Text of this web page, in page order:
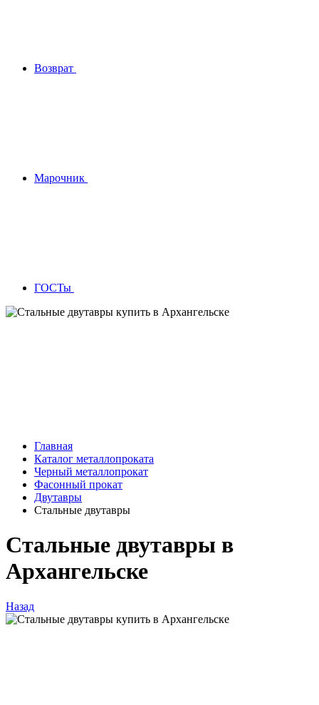
Возврат
Марочник
ГОСТы
Главная
Каталог металлопроката
Черный металлопрокат
Фасонный прокат
Двутавры
Стальные двутавры
Стальные двутавры в
Архангельске
Назад